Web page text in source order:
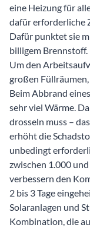
eine Heizung für
dafür erforderliche
Dafür punktet sie
billigem Brennstoff.
Um den
großen
Beim Abbrand
sehr viel Wärme.
drosseln muss –
erhöht die
unbedingt
zwischen 1.000
verbessern den
2 bis 3 Tage
Solaranlagen und
Kombination, die